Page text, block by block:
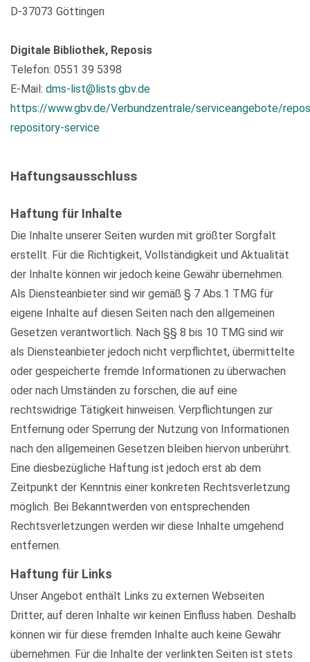
D-37073 Göttingen
Digitale Bibliothek, Reposis
Telefon: 0551 39 5398
E-Mail: dms-list@lists.gbv.de
https://www.gbv.de/Verbundzentrale/serviceangebote/
repository-service
Haftungsausschluss
Haftung für Inhalte
Die Inhalte unserer Seiten wurden mit größter Sorgfalt
erstellt. Für die Richtigkeit, Vollständigkeit und Aktualität
der Inhalte können wir jedoch keine Gewähr übernehmen.
Als Diensteanbieter sind wir gemäß § 7 Abs.1 TMG für
eigene Inhalte auf diesen Seiten nach den allgemeinen
Gesetzen verantwortlich. Nach §§ 8 bis 10 TMG sind wir
als Diensteanbieter jedoch nicht verpflichtet, übermittelte
oder gespeicherte fremde Informationen zu überwachen
oder nach Umständen zu forschen, die auf eine
rechtswidrige Tätigkeit hinweisen. Verpflichtungen zur
Entfernung oder Sperrung der Nutzung von Informationen
nach den allgemeinen Gesetzen bleiben hiervon unberührt.
Eine diesbezügliche Haftung ist jedoch erst ab dem
Zeitpunkt der Kenntnis einer konkreten Rechtsverletzung
möglich. Bei Bekanntwerden von entsprechenden
Rechtsverletzungen werden wir diese Inhalte umgehend
entfernen.
Haftung für Links
Unser Angebot enthält Links zu externen Webseiten
Dritter, auf deren Inhalte wir keinen Einfluss haben. Deshalb
können wir für diese fremden Inhalte auch keine Gewähr
übernehmen. Für die Inhalte der verlinkten Seiten ist stets